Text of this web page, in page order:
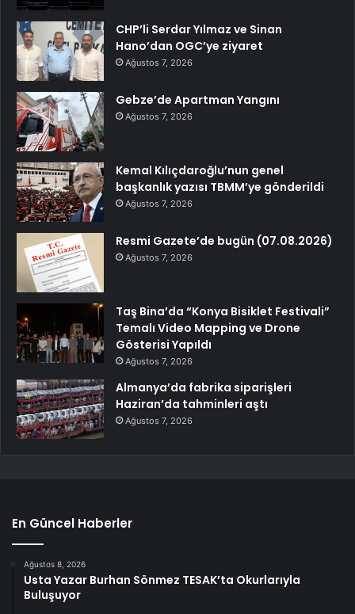
CHP’li Serdar Yılmaz ve Sinan
Hano’dan OGC’ye ziyaret
Ağustos 7, 2026
Gebze’de Apartman Yangını
Ağustos 7, 2026
Kemal Kılıçdaroğlu’nun genel
başkanlık yazısı TBMM’ye gönderildi
Ağustos 7, 2026
Resmi Gazete’de bugün (07.08.2026)
Ağustos 7, 2026
Taş Bina’da “Konya Bisiklet Festivali”
Temalı Video Mapping ve Drone
Gösterisi Yapıldı
Ağustos 7, 2026
Almanya’da fabrika siparişleri
Haziran’da tahminleri aştı
Ağustos 7, 2026
En Güncel Haberler
Ağustos 8, 2026
Usta Yazar Burhan Sönmez TESAK’ta Okurlarıyla
Buluşuyor